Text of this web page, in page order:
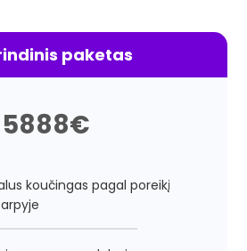
paketas
5888€
koučingas pagal poreikį